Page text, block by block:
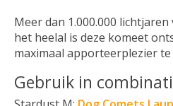
Meer dan 1.000.000
het heelal is deze komeet
maximaal apporteerplezier te
Gebruik in